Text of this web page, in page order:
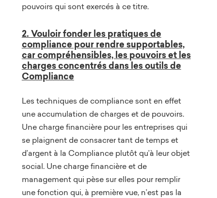
pouvoirs qui sont exercés à ce titre.
2. Vouloir fonder les pratiques de
compliance pour rendre supportables,
car compréhensibles, les pouvoirs et les
charges concentrés dans les outils de
Compliance
Les techniques de compliance sont en effet
une accumulation de charges et de pouvoirs.
Une charge financière pour les entreprises qui
se plaignent de consacrer tant de temps et
d’argent à la Compliance plutôt qu’à leur objet
social. Une charge financière et de
management qui pèse sur elles pour remplir
une fonction qui, à première vue, n’est pas la